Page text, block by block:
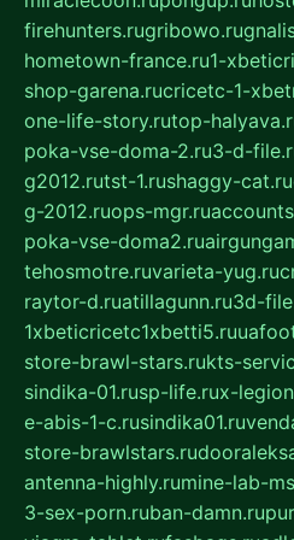
firehunters.rugribowo.ru
hometown-france.ru1-
shop-garena.rucricetc-1-
one-life-story.rutop-
poka-vse-doma-2.ru3-d-
g2012.rutst-1.rushaggy-cat.ru
g-2012.ruops-mgr.ru
poka-vse-doma2.ru
tehosmotre.ruvarieta-yug.ru
raytor-d.ruatillagunn.ru3d-
1xbeticricetc1xbetti5.ru
store-brawl-stars.rukts-
sindika-01.rusp-life.rux-
e-abis-1-c.rusindika01.ru
store-brawlstars.ru
antenna-highly.rumine-lab-
3-sex-porn.ruban-damn.ru